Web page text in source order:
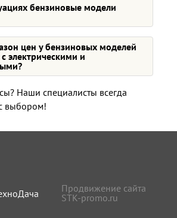
бензиновые модели
цен у бензиновых моделей
электрическими и
Наши специалисты всегда
выбором!
Продвижение сайта
STK-promo.ru